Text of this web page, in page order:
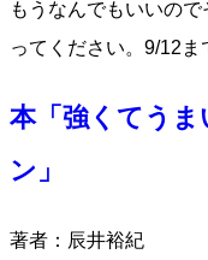
もうなんでもいいの
ってください。9/12ま
本「強くてう
ン」
著者：辰井裕紀